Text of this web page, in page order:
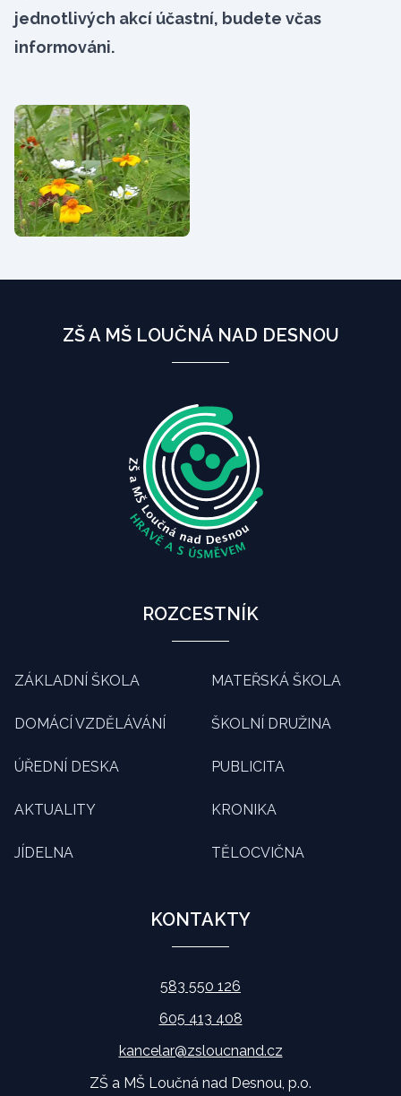
jednotlivých akcí účastní, budete včas
informováni.
ZŠ A MŠ LOUČNÁ NAD DESNOU
ROZCESTNÍK
ZÁKLADNÍ ŠKOLA MATEŘSKÁ ŠKOLA
DOMÁCÍ VZDĚLÁVÁNÍ ŠKOLNÍ DRUŽINA
ÚŘEDNÍ DESKA PUBLICITA
AKTUALITY KRONIKA
JÍDELNA TĚLOCVIČNA
KONTAKTY
583 550 126
605 413 408
kancelar@zsloucnand.cz
ZŠ a MŠ Loučná nad Desnou, p.o.